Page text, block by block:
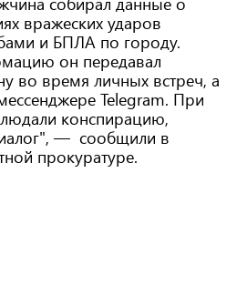
вражеских ударов
и БПЛА по городу.
он передавал
во время личных встреч, а
Telegram. При
конспирацию,
— сообщили в
прокуратуре.